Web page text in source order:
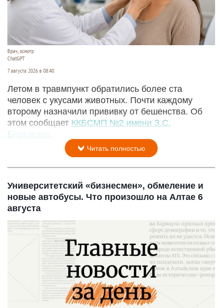
Врач, осмотр
ChatGPT
7 августа 2026 в 08:40
Летом в травмпункт обратились более ста
человек с укусами животных. Почти каждому
второму назначили прививку от бешенства. Об
этом сообщает ККБСМП №2 имени З.С.
Баркагана.
Читать полностью
Университетский «бизнесмен», обмеление и
новые автобусы. Что произошло на Алтае 6
августа